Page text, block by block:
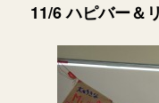
11/6 ハピバー＆